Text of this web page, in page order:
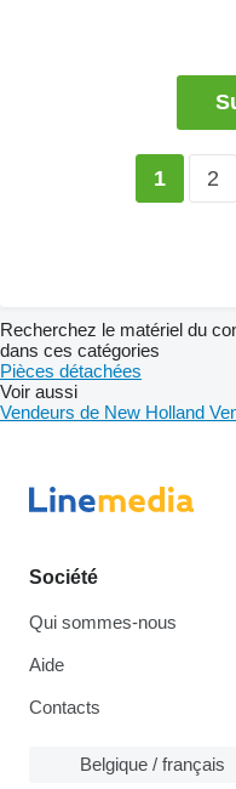
1 2
Recherchez le matériel du
dans ces catégories
Pièces détachées
Voir aussi
Vendeurs de New Holland
Société
Qui sommes-nous
Aide
Contacts
Belgique / français